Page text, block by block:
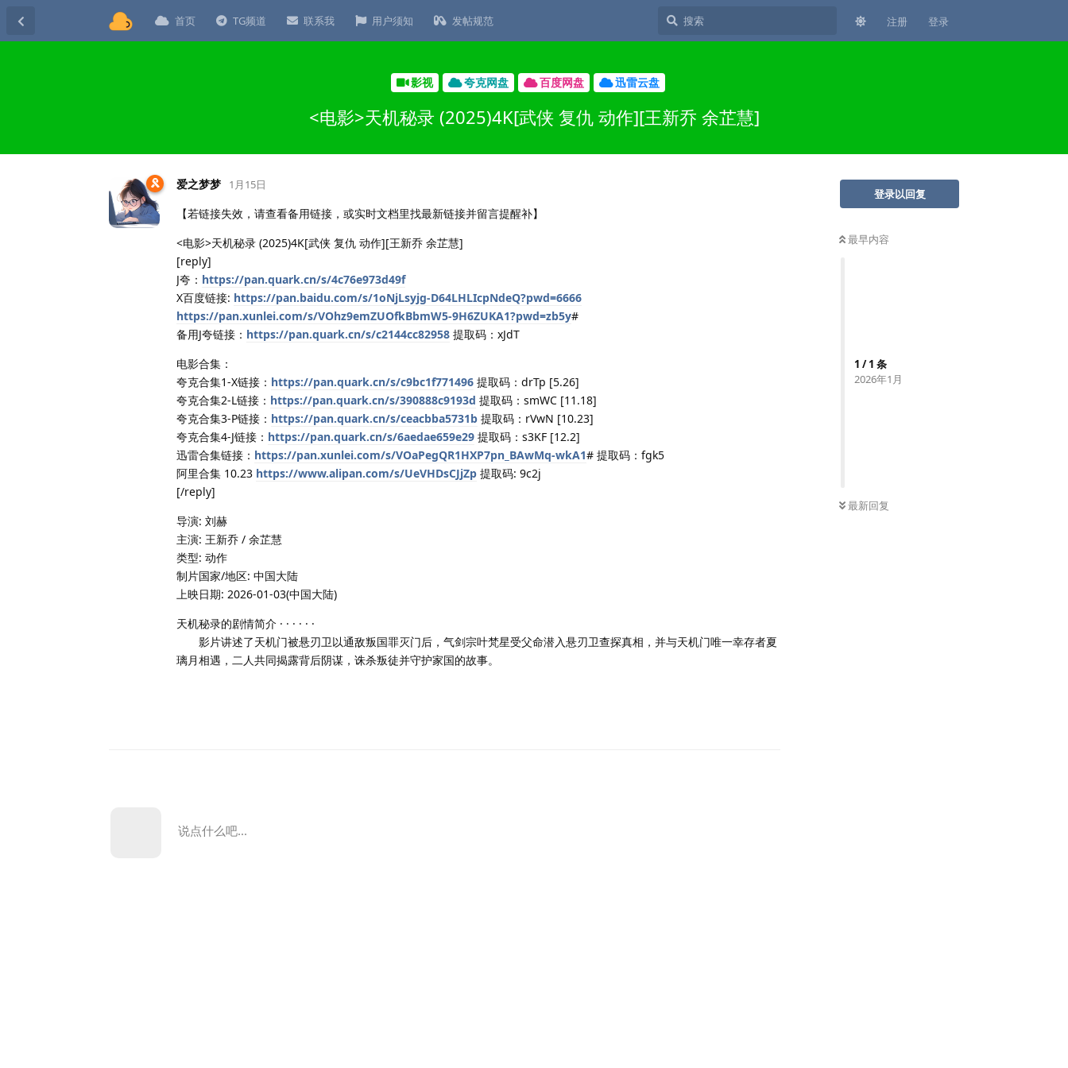
首页 TG频道 联系我 用户须知 发帖规范 注册 登录
影视 夸克网盘 百度网盘 迅雷云盘
<电影>天机秘录 (2025)4K[武侠 复仇 动作][王新乔 余芷慧]
登录以回复
最早内容
1 /1 条
2026年1月
最新回复
爱之梦梦 1月15日
【若链接失效，请查看备用链接，或实时文档里找最新链接并留言提醒补】
<电影>天机秘录 (2025)4K[武侠 复仇 动作][王新乔 余芷慧]
[reply]
J夸： https://pan.quark.cn/s/4c76e973d49f
X百度链接: https://pan.baidu.com/s/1oNjLsyjg-D64LHLIcpNdeQ?pwd=6666
https://pan.xunlei.com/s/VOhz9emZUOfkBbmW5-9H6ZUKA1?pwd=zb5y#
备用J夸链接： https://pan.quark.cn/s/c2144cc82958 提取码：xJdT
电影合集：
夸克合集1-X链接： https://pan.quark.cn/s/c9bc1f771496 提取码：drTp [5.26]
夸克合集2-L链接： https://pan.quark.cn/s/390888c9193d 提取码：smWC [11.18]
夸克合集3-P链接： https://pan.quark.cn/s/ceacbba5731b 提取码：rVwN [10.23]
夸克合集4-J链接： https://pan.quark.cn/s/6aedae659e29 提取码：s3KF [12.2]
迅雷合集链接： https://pan.xunlei.com/s/VOaPegQR1HXP7pn_BAwMq-wkA1# 提取码：fgk5
阿里合集 10.23 https://www.alipan.com/s/UeVHDsCJjZp 提取码: 9c2j
[/reply]
导演: 刘赫
主演: 王新乔 / 余芷慧
类型: 动作
制片国家/地区: 中国大陆
上映日期: 2026-01-03(中国大陆)
天机秘录的剧情简介 · · · · · ·
影片讲述了天机门被悬刃卫以通敌叛国罪灭门后，气剑宗叶梵星受父命潜入悬刃卫查探真相，并与天机门唯一幸存者夏
璃月相遇，二人共同揭露背后阴谋，诛杀叛徒并守护家国的故事。
说点什么吧...